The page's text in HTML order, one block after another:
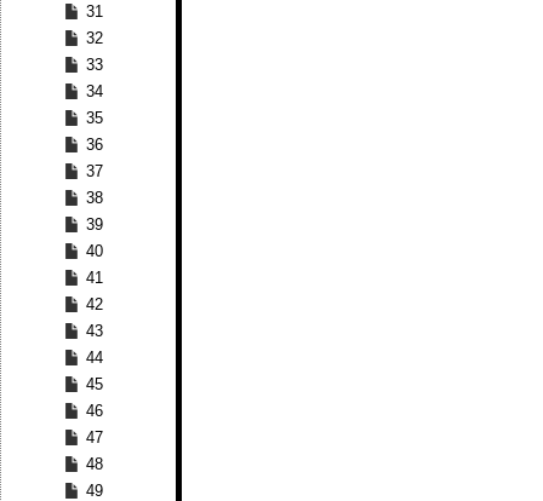
31
32
33
34
35
36
37
38
39
40
41
42
43
44
45
46
47
48
49